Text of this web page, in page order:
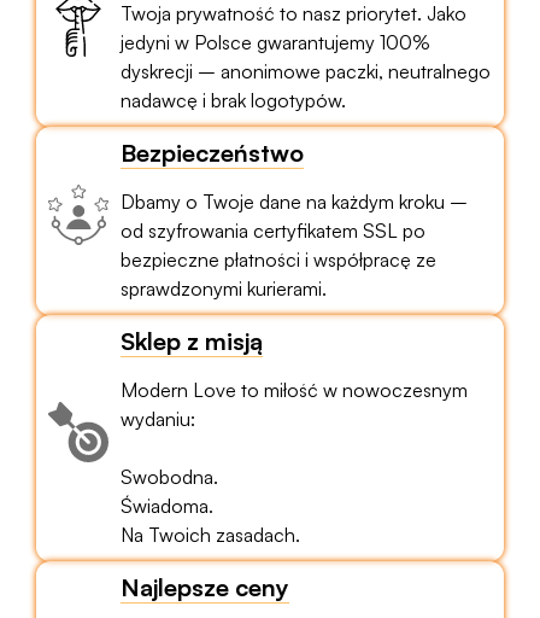
Twoja prywatność to nasz priorytet. Jako
jedyni w Polsce gwarantujemy 100%
dyskrecji – anonimowe paczki, neutralnego
nadawcę i brak logotypów.
Bezpieczeństwo
Dbamy o Twoje dane na każdym kroku –
od szyfrowania certyfikatem SSL po
bezpieczne płatności i współpracę ze
sprawdzonymi kurierami.
Sklep z misją
Modern Love to miłość w nowoczesnym
wydaniu:
Swobodna.
Świadoma.
Na Twoich zasadach.
Najlepsze ceny